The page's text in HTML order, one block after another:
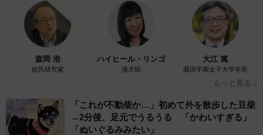
舐めたり触ったりしても安全＝タカラトミーアーツ提供
なぜ赤ちゃんは泣き止んだのでしょうか。中野６９さんに
お話を聞きました。
「これは3年前の下の子の動画ですが、当時、生後1週間で
す」
森岡 浩
姓氏研究家
ハイヒール・リンゴ
漫才師
大江 篤
園田学園女子大学学長
もっと見る
「これが不動柴か…」初めて外を散歩した豆柴
→2分後、足元でうるうる 「かわいすぎる」
「ぬいぐるみみたい」